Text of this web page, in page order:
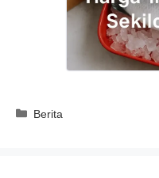
Categories
Berita